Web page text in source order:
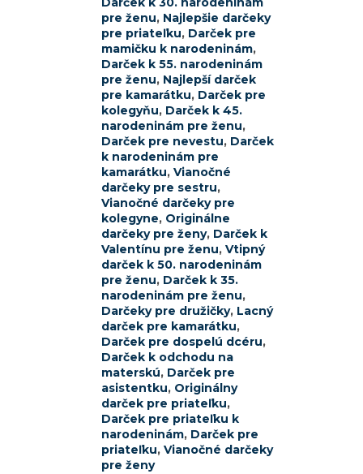
pre ženu, Najlepšie darčeky
pre priateľku, Darček pre
mamičku k narodeninám,
Darček k 55. narodeninám
pre ženu, Najlepší darček
pre kamarátku, Darček pre
kolegyňu, Darček k 45.
narodeninám pre ženu,
Darček pre nevestu, Darček
k narodeninám pre
kamarátku, Vianočné
darčeky pre sestru,
Vianočné darčeky pre
kolegyne, Originálne
darčeky pre ženy, Darček k
Valentínu pre ženu, Vtipný
darček k 50. narodeninám
pre ženu, Darček k 35.
narodeninám pre ženu,
Darčeky pre družičky, Lacný
darček pre kamarátku,
Darček pre dospelú dcéru,
Darček k odchodu na
materskú, Darček pre
asistentku, Originálny
darček pre priateľku,
Darček pre priateľku k
narodeninám, Darček pre
priateľku, Vianočné darčeky
pre ženy